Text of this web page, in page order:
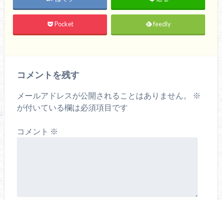
Pocket feedly
コメントを残す
メールアドレスが公開されることはありません。
※
が付いている欄は必須項目です
コメント ※